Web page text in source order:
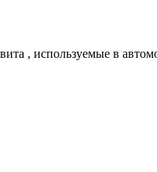
, используемые в